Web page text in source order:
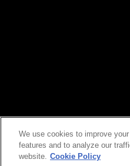
We use cookies to improve
features and to analyze our
website. Cookie Policy